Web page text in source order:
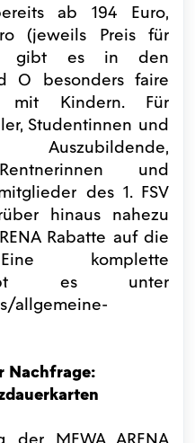
ab 194 Euro,
(jeweils Preis für
gibt es in den
O besonders faire
mit Kindern. Für
Studentinnen und
und
des 1. FSV
hinaus nahezu
Rabatte auf die
komplette
gibt es unter
allgemeine-
Nachfrage:
der MEWA ARENA